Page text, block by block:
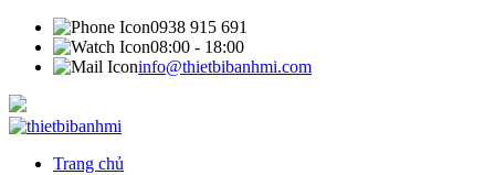
0938 915 691
08:00 - 18:00
info@thietbibanhmi.com
Trang chủ